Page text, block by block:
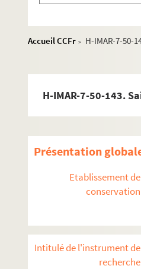
Accueil CCFr >
H-IMAR-7-50-
H-IMAR-7-50-143.
Présentation
Etablissement de
conservation
Intitulé de l'instrument de
recherche
Saint Félix
H-IMAR-7-36-104.
H-IMAR-7-37-105.
Saint Firmin
Saint Finian -